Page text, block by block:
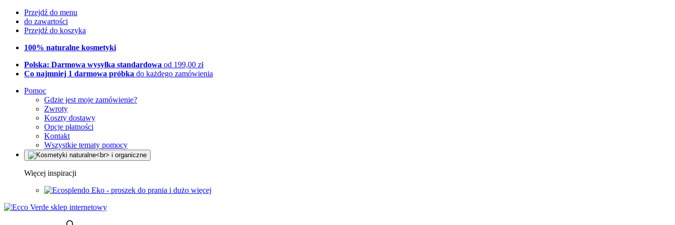
Przejdź do menu
do zawartości
Przejdź do koszyka
100% naturalne kosmetyki
Polska: Darmowa wysyłka standardowa od 199,00 zł
Co najmniej 1 darmowa próbka do każdego zamówienia
Pomoc
Gdzie jest moje zamówienie?
Zwroty
Koszty dostawy
Opcje płatności
Kontakt
Wszystkie tematy pomocy
Więcej inspiracji
Eko - proszek do prania i dużo więcej